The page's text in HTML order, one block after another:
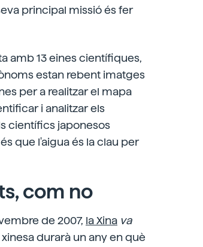
principal missió és fer
amb 13 eines científiques,
estan rebent imatges
per a realitzar el mapa
i analitzar els
científics japonesos
que l'aigua és la clau per
com no
de 2007, la Xina va
xinesa durarà un any en què